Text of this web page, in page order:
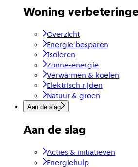
Woning
Overzicht
Energie besparen
Isoleren
Zonne-energie
Verwarmen & koelen
Elektrisch rijden
Natuur & groen
Aan de slag
Aan de slag
Acties & initiatieven
Energiehulp